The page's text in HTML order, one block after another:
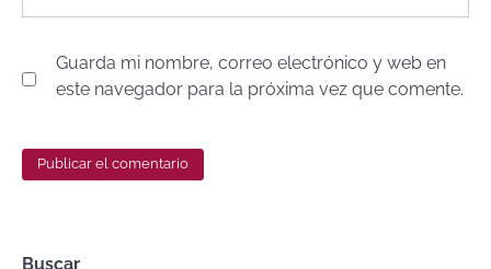
Guarda mi nombre, correo electrónico y web en
este navegador para la próxima vez que comente.
Buscar